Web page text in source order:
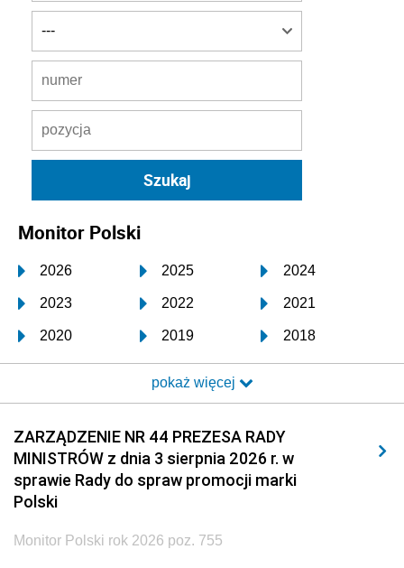
Monitor Polski
2026 2025 2024
2023 2022 2021
2020 2019 2018
2017 2016 2015
2014 2013 2012
2011 2010 2009
2008 2007 2006
2005
pokaż więcej
ZARZĄDZENIE NR 44 PREZESA RADY
MINISTRÓW z dnia 3 sierpnia 2026 r. w
sprawie Rady do spraw promocji marki
Polski
Monitor Polski rok 2026 poz. 755